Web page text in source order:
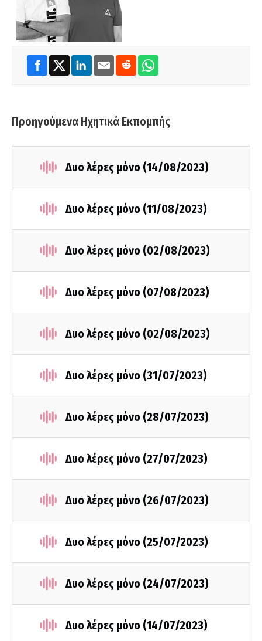
Προηγούμενα Ηχητικά Εκπομπής
Δυο λέρες μόνο (14/08/2023)
Δυο λέρες μόνο (11/08/2023)
Δυο λέρες μόνο (02/08/2023)
Δυο λέρες μόνο (07/08/2023)
Δυο λέρες μόνο (02/08/2023)
Δυο λέρες μόνο (31/07/2023)
Δυο λέρες μόνο (28/07/2023)
Δυο λέρες μόνο (27/07/2023)
Δυο λέρες μόνο (26/07/2023)
Δυο λέρες μόνο (25/07/2023)
Δυο λέρες μόνο (24/07/2023)
Δυο λέρες μόνο (14/07/2023)